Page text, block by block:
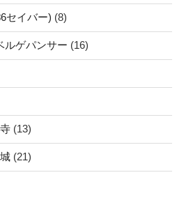
セイバー) (8)
ゲパンサー (16)
(13)
(21)